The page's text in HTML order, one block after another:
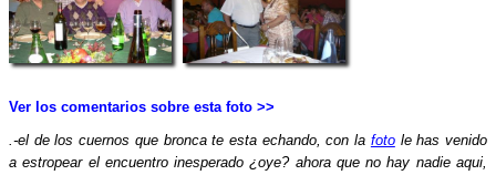
Ver los comentarios sobre esta foto >>
.-el de los cuernos que bronca te esta echando, con la fotole has venido
a estropear el encuentro inesperado ¿oye? ahora que no hay nadie aqui,